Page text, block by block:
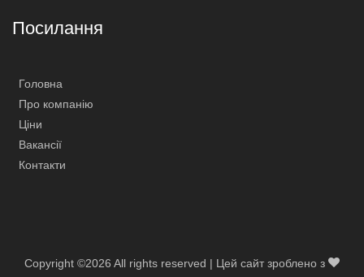
Посилання
Головна
Про компанію
Ціни
Вакансії
Контакти
Copyright ©2026 All rights reserved | Цей сайт зроблено з